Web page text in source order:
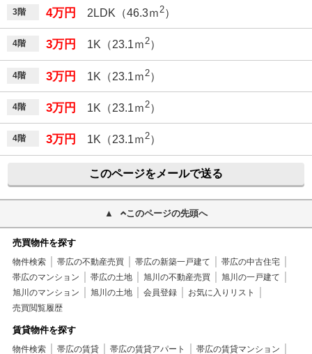
3階 4万円 2LDK（46.3ｍ2）
4階 3万円 1K（23.1ｍ2）
4階 3万円 1K（23.1ｍ 2）
4階 3万円 1K（23.1ｍ 2）
4階 3万円 1K（23.1ｍ2）
このページをメールで送る
このページの先頭へ
売買物件を探す
物件検索 帯広の不動産売買 帯広の新築一戸建て
帯広の中古住宅
帯広のマンション
帯広の土地 旭川の不動産売買
旭川の一戸建て
旭川のマンション
旭川の土地 会員登録
お気に入りリスト
売買閲覧履歴
賃貸物件を探す
物件検索 帯広の賃貸 帯広の賃貸アパート 帯広の賃貸マンション